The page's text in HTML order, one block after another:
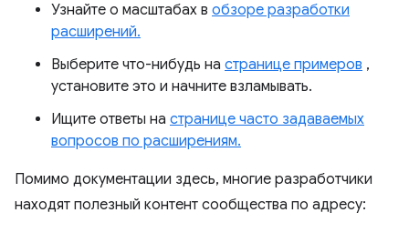
Узнайте о масштабах в обзоре разработки
расширений.
Выберите что-нибудь на странице примеров ,
установите это и начните взламывать.
Ищите ответы на странице часто задаваемых
вопросов по расширениям.
Помимо документации здесь, многие разработчики
находят полезный контент сообщества по адресу: